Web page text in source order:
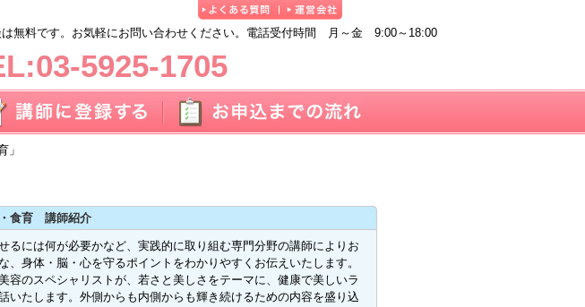
は無料です。お気軽にお問い合わせください。電話受付時間 月～金 9:00～18:00
5925-1705
」
食育 講師紹介
るには何が必要かなど、実践的に取り組む専門分野の講師によりお
、身体・脳・心を守るポイントをわかりやすくお伝えいたします。
容のスペシャリストが、若さと美しさをテーマに、健康で美しいラ
いたします。外側からも内側からも輝き続けるための内容を盛り込